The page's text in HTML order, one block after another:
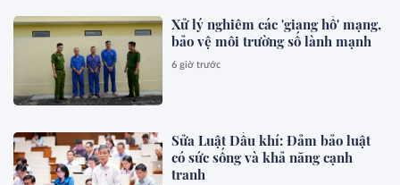
Xử lý nghiêm các 'giang hồ' mạng,
bảo vệ môi trường số lành mạnh
6 giờ trước
Sửa Luật Dầu khí: Đảm bảo luật
có sức sống và khả năng cạnh
tranh